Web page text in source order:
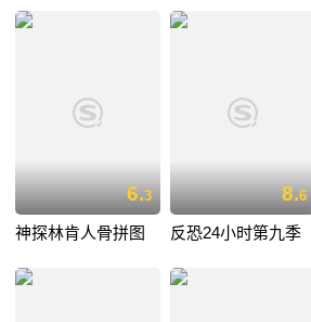
6.3
神探林肯人骨拼图
8.6
反恐24小时第九季